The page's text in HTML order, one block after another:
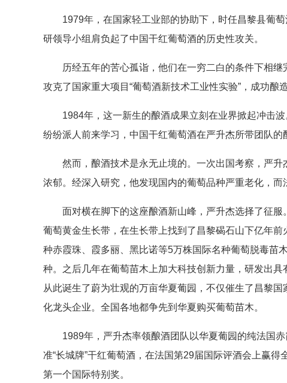
1979年，在国家轻工业部的协助下，时任昌黎县葡萄
研领导小组肩负起了中国干红葡萄酒的历史性攻关。
历经五年的苦心孤诣，他们在一穷二白的条件下相继
攻克了国家重大项目“葡萄酒新技术工业性实验”，成功酿
1984年，这一新生的酿酒成果立刻在业界掀起冲击波
纷纷派人前来学习，中国干红葡萄酒在严升杰所带团队的
然而，酿酒技术是永无止境的。一次出国考察，严升
浓郁。经深入研究，他发现国内的葡萄品种严重老化，
面对横在脚下的这座酿酒新山峰，严升杰选择了征服
葡萄黄金生长带，在生长带上找到了昌黎碣石山下亿年
种赤霞珠、霞多丽、黑比诺等5万株国际名种葡萄脱毒苗
种。之后几年在葡萄苗木上加大科技创新力量，研发出
从此诞生了蔚为壮观的万亩华夏葡园，不仅催生了昌黎
化龙头企业。全国各地都争先到华夏购买葡萄苗木。
1989年，严升杰率领酿酒团队以华夏葡园的纯法国赤
准“长城牌”干红葡萄酒，在法国第29届国际评酒会上赢
第一个国际特别奖。